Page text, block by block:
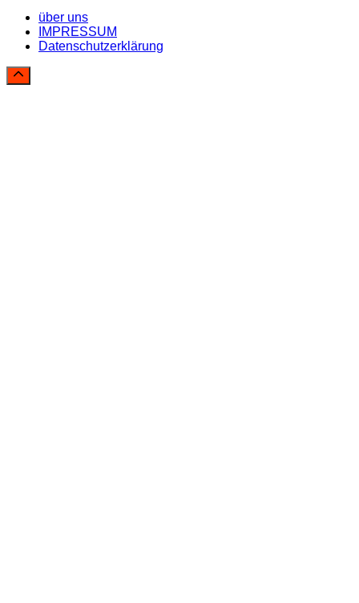
über uns
IMPRESSUM
Datenschutzerklärung